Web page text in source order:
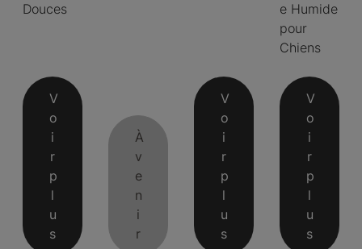
Douces
V
o
i
r
p
l
u
s
À
v
e
n
i
r
V
o
i
r
p
l
u
s
e Humide
pour
Chiens
V
o
i
r
p
l
u
s